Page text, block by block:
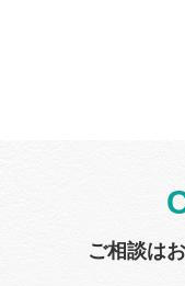
ご相談は